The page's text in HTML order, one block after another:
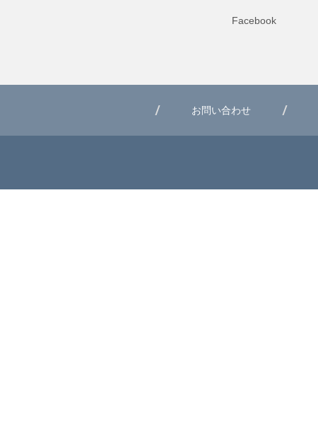
Facebook
お問い合わせ